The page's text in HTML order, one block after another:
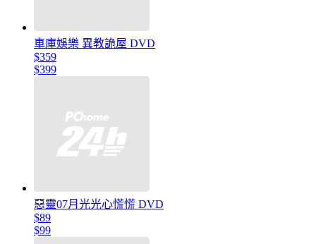
車庫娛樂 異教詭屋 DVD
$359
$399
惡靈07月光光心慌慌 DVD
$89
$99